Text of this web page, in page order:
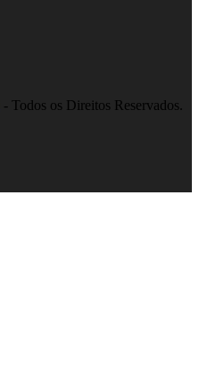
- Todos os Direitos Reservados.